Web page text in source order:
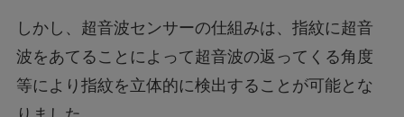
しかし、超音波センサーの仕組みは、指紋に超音
波をあてることによって超音波の返ってくる角度
等により指紋を立体的に検出することが可能とな